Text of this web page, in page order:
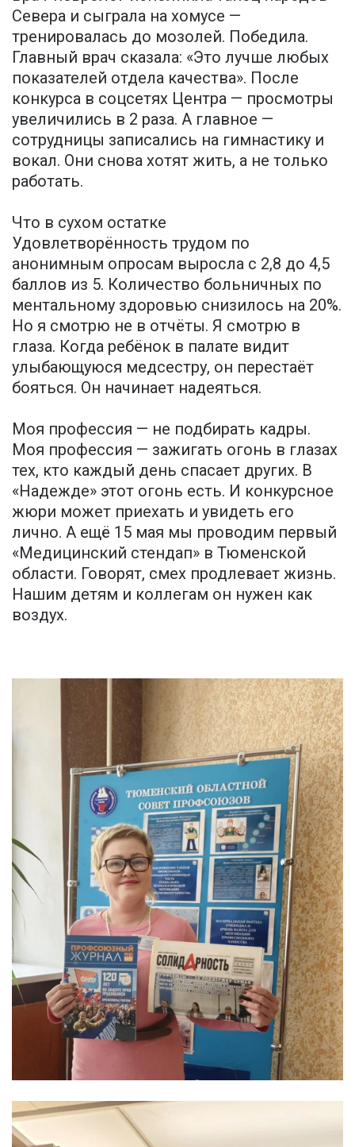
Севера и сыграла на хомусе —
тренировалась до мозолей. Победила.
Главный врач сказала: «Это лучше любых
показателей отдела качества». После
конкурса в соцсетях Центра — просмотры
увеличились в 2 раза. А главное —
сотрудницы записались на гимнастику и
вокал. Они снова хотят жить, а не только
работать.
Что в сухом остатке
Удовлетворённость трудом по
анонимным опросам выросла с 2,8 до 4,5
баллов из 5. Количество больничных по
ментальному здоровью снизилось на 20%.
Но я смотрю не в отчёты. Я смотрю в
глаза. Когда ребёнок в палате видит
улыбающуюся медсестру, он перестаёт
бояться. Он начинает надеяться.
Моя профессия — не подбирать кадры.
Моя профессия — зажигать огонь в глазах
тех, кто каждый день спасает других. В
«Надежде» этот огонь есть. И конкурсное
жюри может приехать и увидеть его
лично. А ещё 15 мая мы проводим первый
«Медицинский стендап» в Тюменской
области. Говорят, смех продлевает жизнь.
Нашим детям и коллегам он нужен как
воздух.